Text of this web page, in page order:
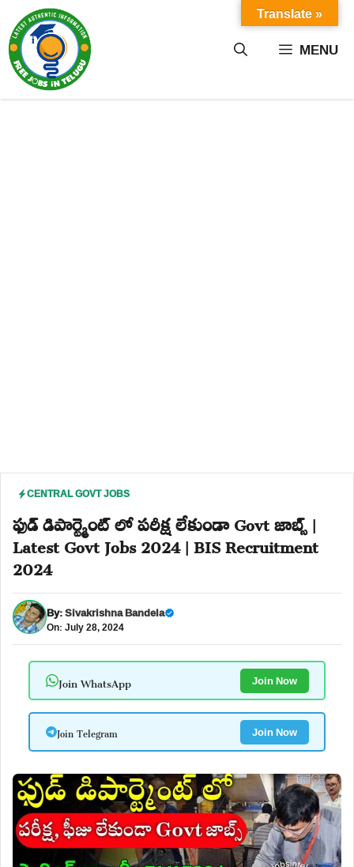
content MENU
CENTRAL GOVT JOBS
ఫుడ్ డిపార్ట్మెంట్ లో పరీక్ష లేకుండా Govt జాబ్స్ |
Latest Govt Jobs 2024 | BIS Recruitment
2024
By:Sivakrishna Bandela
On: July 28, 2024
Join WhatsApp Join Now
Join Telegram Join Now
Translate »